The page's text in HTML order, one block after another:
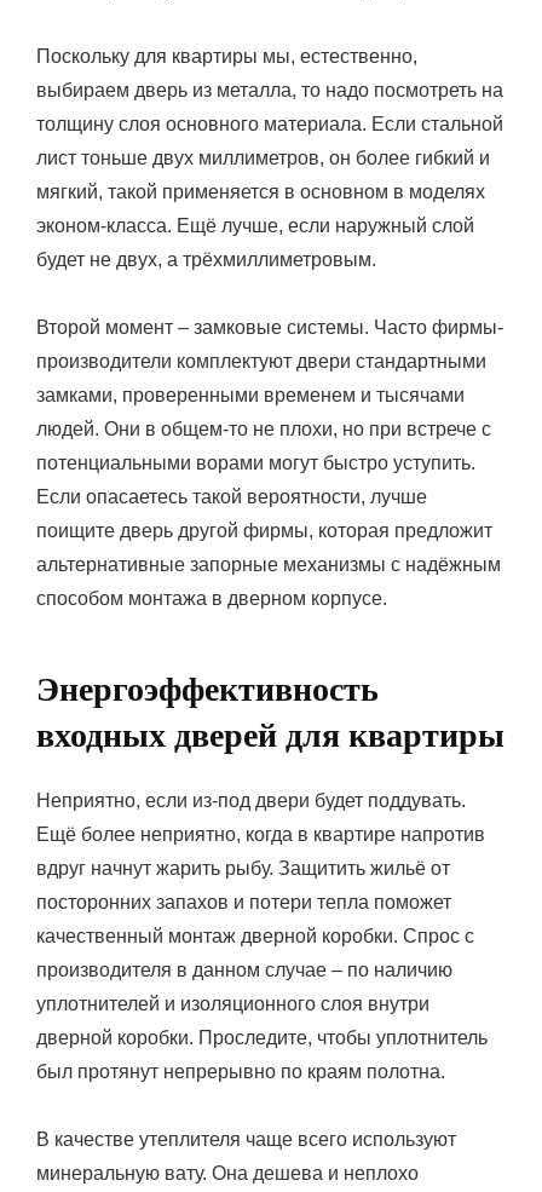
Поскольку для квартиры мы, естественно,
выбираем дверь из металла, то надо посмотреть на
толщину слоя основного материала. Если стальной
лист тоньше двух миллиметров, он более гибкий и
мягкий, такой применяется в основном в моделях
эконом-класса. Ещё лучше, если наружный слой
будет не двух, а трёхмиллиметровым.
Второй момент – замковые системы. Часто фирмы-
производители комплектуют двери стандартными
замками, проверенными временем и тысячами
людей. Они в общем-то не плохи, но при встрече с
потенциальными ворами могут быстро уступить.
Если опасаетесь такой вероятности, лучше
поищите дверь другой фирмы, которая предложит
альтернативные запорные механизмы с надёжным
способом монтажа в дверном корпусе.
Энергоэффективность
входных дверей для квартиры
Неприятно, если из-под двери будет поддувать.
Ещё более неприятно, когда в квартире напротив
вдруг начнут жарить рыбу. Защитить жильё от
посторонних запахов и потери тепла поможет
качественный монтаж дверной коробки. Спрос с
производителя в данном случае – по наличию
уплотнителей и изоляционного слоя внутри
дверной коробки. Проследите, чтобы уплотнитель
был протянут непрерывно по краям полотна.
В качестве утеплителя чаще всего используют
минеральную вату. Она дешева и неплохо